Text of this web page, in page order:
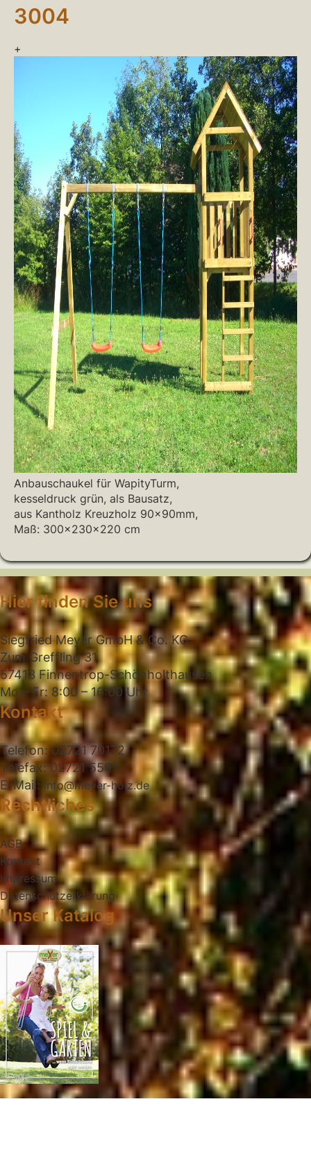
3004
+
Anbauschaukel für WapityTurm,
kesseldruck grün, als Bausatz,
aus Kantholz Kreuzholz 90x90mm,
Maß: 300x230x220 cm
Hier finden Sie uns
Siegfried Meyer GmbH & Co. KG
Zum Greffling 31
57413 Finnentrop-Schönholthausen
Mo – Fr: 8:00 – 16:00 Uhr
Kontakt
Telefon: 02721 70172
Telefax: 02721 5591
E-Mail: info@meyer-holz.de
Rechtliches
AGB
Kontakt
Impressum
Datenschutzerklärung
Unser Katalog